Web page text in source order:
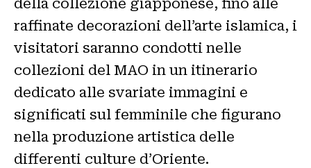
raffinate decorazioni dell’arte islamica, i
visitatori saranno condotti nelle
collezioni del MAO in un itinerario
dedicato alle svariate immagini e
significati sul femminile che figurano
nella produzione artistica delle
differenti culture d’Oriente.